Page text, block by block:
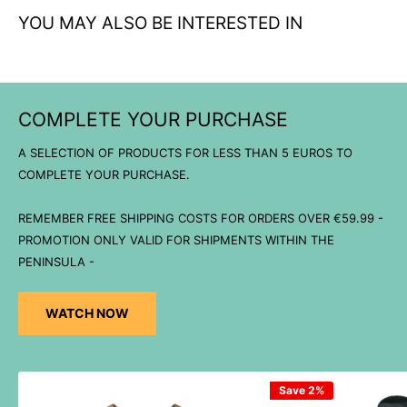
YOU MAY ALSO BE INTERESTED IN
COMPLETE YOUR PURCHASE
A SELECTION OF PRODUCTS FOR LESS THAN 5 EUROS TO
COMPLETE YOUR PURCHASE.
REMEMBER FREE SHIPPING COSTS FOR ORDERS OVER €59.99 -
PROMOTION ONLY VALID FOR SHIPMENTS WITHIN THE
PENINSULA -
WATCH NOW
Save 2%